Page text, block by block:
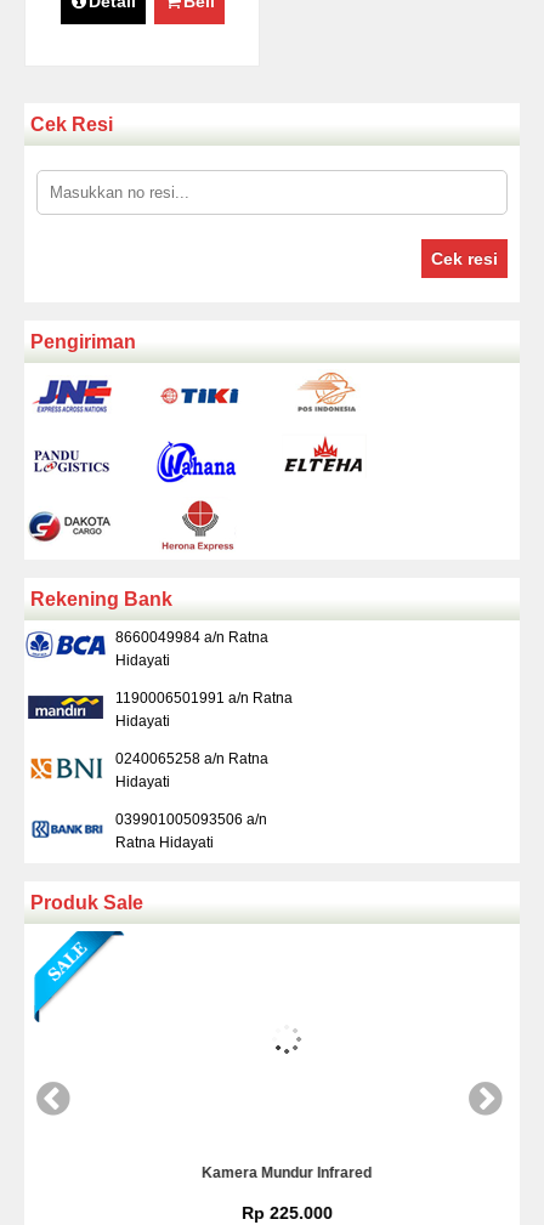
Cek Resi
Cek resi
Pengiriman
Rekening Bank
8660049984 a/n Ratna
Hidayati
1190006501991 a/n Ratna
Hidayati
0240065258 a/n Ratna
Hidayati
039901005093506 a/n
Ratna Hidayati
Produk Sale
Kamera Mundur Infrared
Rp 225.000